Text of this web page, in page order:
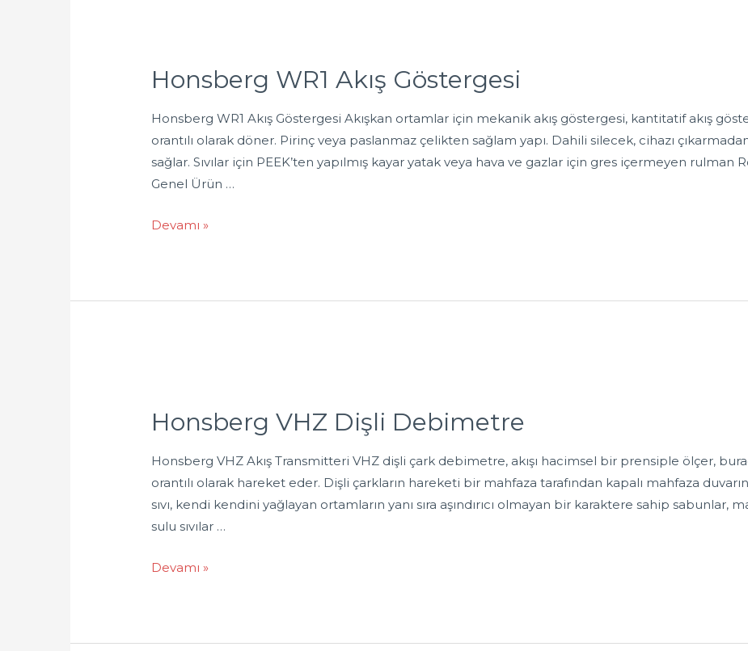
Honsberg WR1 Akış Göstergesi
Honsberg WR1 Akış Göstergesi Akışkan ortamlar için mekanik akış göstergesi, kantitatif akış
orantılı olarak döner. Pirinç veya paslanmaz çelikten sağlam yapı. Dahili silecek, cihazı
sağlar. Sıvılar için PEEK’ten yapılmış kayar yatak veya hava ve gazlar için gres içermeyen rulman
Genel Ürün …
Devamı »
Honsberg VHZ Dişli Debimetre
Honsberg VHZ Akış Transmitteri VHZ dişli çark debimetre, akışı hacimsel bir prensiple ölçer,
orantılı olarak hareket eder. Dişli çarkların hareketi bir mahfaza tarafından kapalı mahfaza
sıvı, kendi kendini yağlayan ortamların yanı sıra aşındırıcı olmayan bir karaktere sahip sabunlar,
sulu sıvılar …
Devamı »